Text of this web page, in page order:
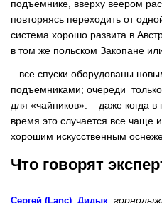
подъемнике, вверху веером
повторяясь переходить от
система хорошо развита в
в том же польском Закопане
– все спуски оборудованы
подъемниками; очереди
для «чайников». – даже когда в
время это случается все чаще
хорошим искусственным
Что говорят
Сергей (Lanc) Дидык